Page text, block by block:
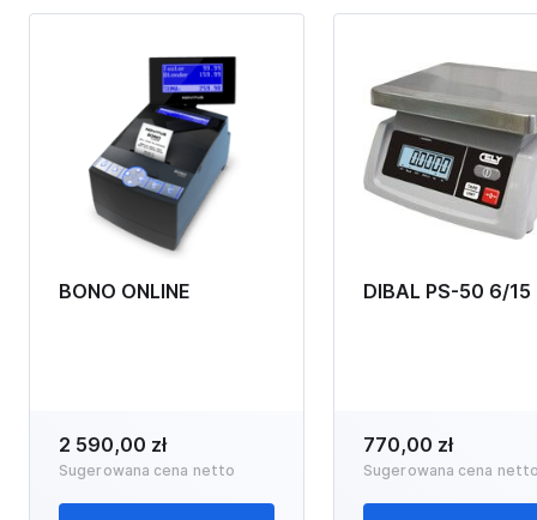
BONO ONLINE
2 590,00 zł
Sugerowana cena netto
DIBAL PS-50 6/15
770,00 zł
Sugerowana cena